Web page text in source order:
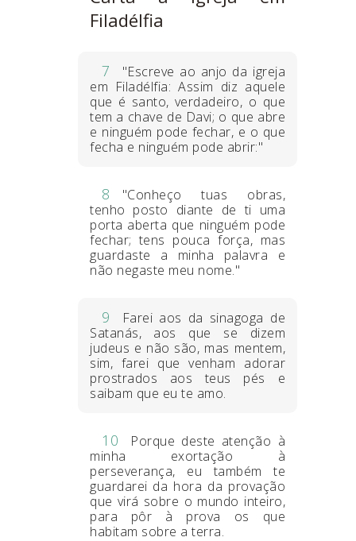
Filadélfia
7
"Escreve ao anjo da igreja
em Filadélfia: Assim diz aquele
que é santo, verdadeiro, o que
tem a chave de Davi; o que abre
e ninguém pode fechar, e o que
fecha e ninguém pode abrir:"
8
"Conheço tuas obras,
tenho posto diante de ti uma
porta aberta que ninguém pode
fechar; tens pouca força, mas
guardaste a minha palavra e
não negaste meu nome."
9
Farei aos da sinagoga de
Satanás, aos que se dizem
judeus e não são, mas mentem,
sim, farei que venham adorar
prostrados aos teus pés e
saibam que eu te amo.
10
Porque deste atenção à
minha exortação à
perseverança, eu também te
guardarei da hora da provação
que virá sobre o mundo inteiro,
para pôr à prova os que
habitam sobre a terra.